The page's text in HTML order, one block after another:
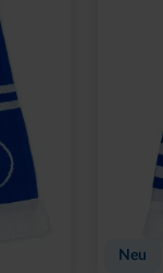
Neu